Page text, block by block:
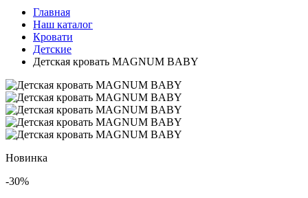
Главная
Наш каталог
Кровати
Детские
Детская кровать MAGNUM BABY
Новинка
-30%